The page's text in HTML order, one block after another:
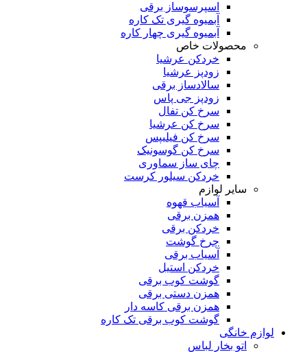
اسپرسوساز برقی
آبمیوه گیری تک کاره
آبمیوه گیری چهار کاره
محصولات خاص
خردکن عرشیا
زودپز عرشیا
سالادساز برقی
زودپز جی پاس
سرخ کن تفال
سرخ کن عرشیا
سرخ کن فیلیپس
سرخ کن گوسونیک
چای ساز سماوری
خردکن سیلور کرست
سایر لوازم
آسیاب قهوه
همزن برقی
خردکن برقی
چرخ گوشت
آسیاب برقی
خردکن استیل
گوشت کوب برقی
همزن دستی برقی
همزن برقی کاسه دار
گوشت کوب برقی تک کاره
لوازم خانگی
اتو بخار لباس